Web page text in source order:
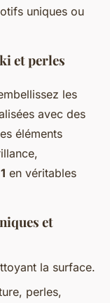
uniques ou
et perles
les
avec des
éléments
en véritables
et
la surface.
perles,